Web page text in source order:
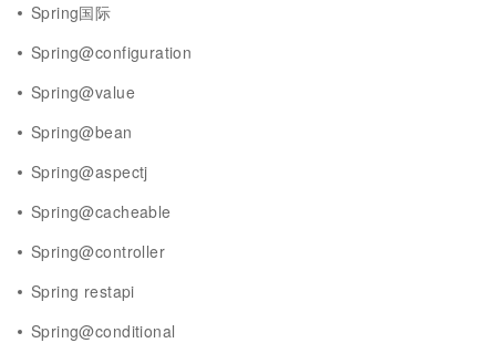
Spring国际
Spring@configuration
Spring@value
Spring@bean
Spring@aspectj
Spring@cacheable
Spring@controller
Spring restapi
Spring@conditional